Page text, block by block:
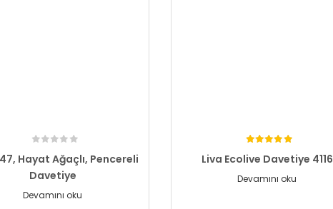
Hayat Ağaçlı, Pencereli
Davetiye
Devamını oku
Liva Ecolive Davetiye 4116
Devamını oku